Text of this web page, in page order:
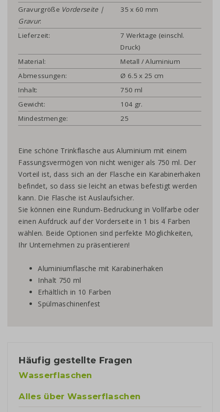
Gravurgröße Vorderseite |
Gravur:
35 x 60 mm
Lieferzeit:
7 Werktage (einschl.
Druck)
Material:
Metall / Aluminium
Abmessungen:
Ø 6.5 x 25 cm
Inhalt:
750 ml
Gewicht:
104 gr.
Mindestmenge:
25
Eine schöne Trinkflasche aus Aluminium mit einem
Fassungsvermögen von nicht weniger als 750 ml. Der
Vorteil ist, dass sich an der Flasche ein Karabinerhaken
befindet, so dass sie leicht an etwas befestigt werden
kann. Die Flasche ist Auslaufsicher.
Sie können eine Rundum-Bedruckung in Vollfarbe oder
einen Aufdruck auf der Vorderseite in 1 bis 4 Farben
wählen. Beide Optionen sind perfekte Möglichkeiten,
Ihr Unternehmen zu präsentieren!
Aluminiumflasche mit Karabinerhaken
Inhalt 750 ml
Erhältlich in 10 Farben
Spülmaschinenfest
Häufig gestellte Fragen
Wasserflaschen
Alles über Wasserflaschen